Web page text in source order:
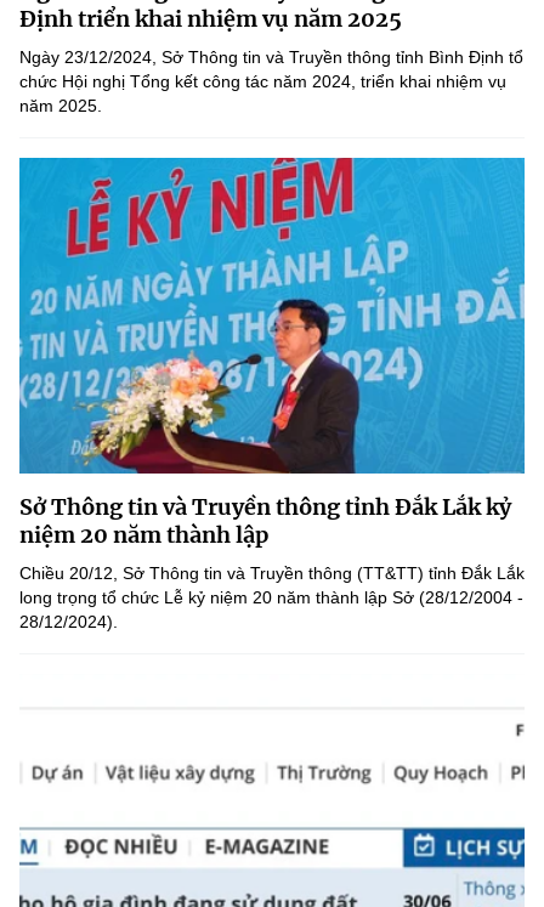
Chọn ngôn ngữ
Vietnamese English
BỘ KHOA HỌC VÀ CÔNG NGHỆ
MINISTRY OF SCIENCE AND TECHNOLOGY
Điều khoản sử dụng Theo dõi MST: Góp ý
Cơ quan chủ quản: Bộ Khoa học và Công nghệ (MST)
Chịu trách nhiệm nội dung: Nguyễn Thị Hải Hằng
Giám đốc Trung tâm Truyền thông Khoa học và Công nghệ.
Liên hệ
Địa chỉ: Ban Biên tập Cổng TTĐT - 18 Nguyễn Du, TP. Hà Nội
Điện thoại: 024 3936 9506
Email:stc@mst.gov.vn
©2026 Bản quyền thuộc Bộ Khoa Học và Công Nghệ
(Ghi rõ nguồn "https://mst.gov.vn" khi phát hành lại thông tin từ
website này)
Định triển khai nhiệm vụ năm 2025
Ngày 23/12/2024, Sở Thông tin và Truyền thông tỉnh Bình Định tổ
chức Hội nghị Tổng kết công tác năm 2024, triển khai nhiệm vụ
năm 2025.
Sở Thông tin và Truyền thông tỉnh Đắk Lắk kỷ
niệm 20 năm thành lập
Chiều 20/12, Sở Thông tin và Truyền thông (TT&TT) tỉnh Đắk Lắk
long trọng tổ chức Lễ kỷ niệm 20 năm thành lập Sở (28/12/2004 -
28/12/2024).